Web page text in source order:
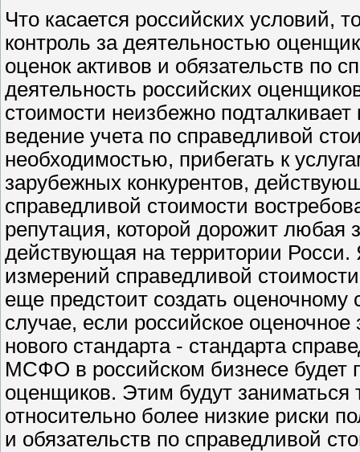
Что касается российских условий,
контроль за деятельностью
оценок активов и обязательств по
деятельность российских
стоимости неизбежно
ведение учета по справедливой
необходимостью, прибегать к
зарубежных конкурентов,
справедливой стоимости
репутация, которой дорожит
действующая на территории Росси.
измерений справедливой
еще предстоит создать
случае, если российское оценочное
нового стандарта - стандарта
МСФО в российском бизнесе будет
оценщиков. Этим будут заниматься
относительно более низкие риски
и обязательств по справедливой